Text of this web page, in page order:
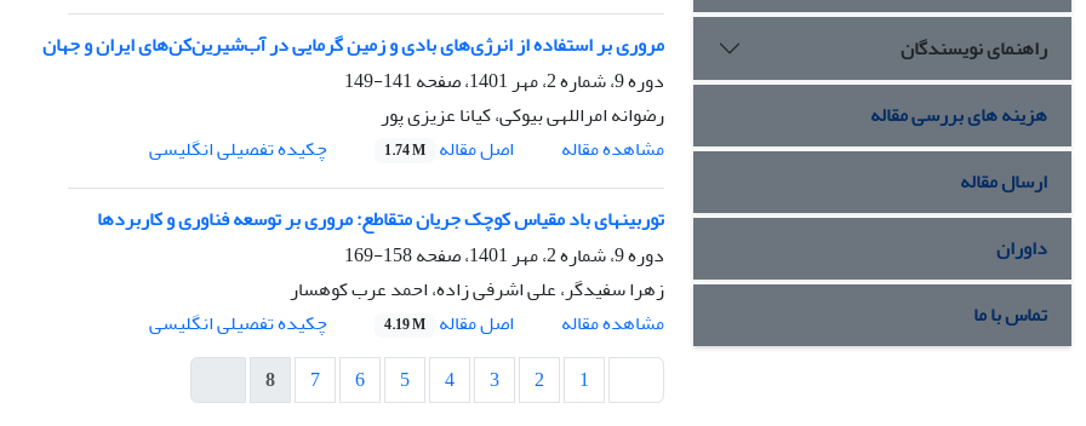
مروری بر استفاده از انرژی‌های بادی و زمین گرمایی در آب‌شیرین‌کن‌های ایران و جهان
دوره 9، شماره 2، مهر 1401، صفحه
141-149
رضوانه امراللهی بیوکی، کیانا عزیزی پور
مشاهده مقاله
اصل مقاله 1.74 M
چکیده تفصیلی انگلیسی
توربینهای باد مقیاس کوچک جریان متقاطع: مروری بر توسعه فناوری و کاربردها
دوره 9، شماره 2، مهر 1401، صفحه
158-169
زهرا سفیدگر، علی اشرفی زاده، احمد عرب کوهسار
مشاهده مقاله
اصل مقاله 4.19 M
چکیده تفصیلی انگلیسی
1
2
3
4
5
6
7
8
راهنمای نویسندگان
هزینه های بررسی مقاله
ارسال مقاله
داوران
تماس با ما